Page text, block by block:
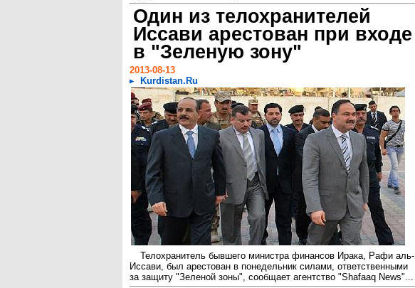
Один из телохранителей
Иссави арестован при входе
в "Зеленую зону"
2013-08-13
Kurdistan.Ru
Телохранитель бывшего министра финансов Ирака, Рафи аль-
Иссави, был арестован в понедельник силами, ответственными
за защиту "Зеленой зоны", сообщает агентство "Shafaaq News"...